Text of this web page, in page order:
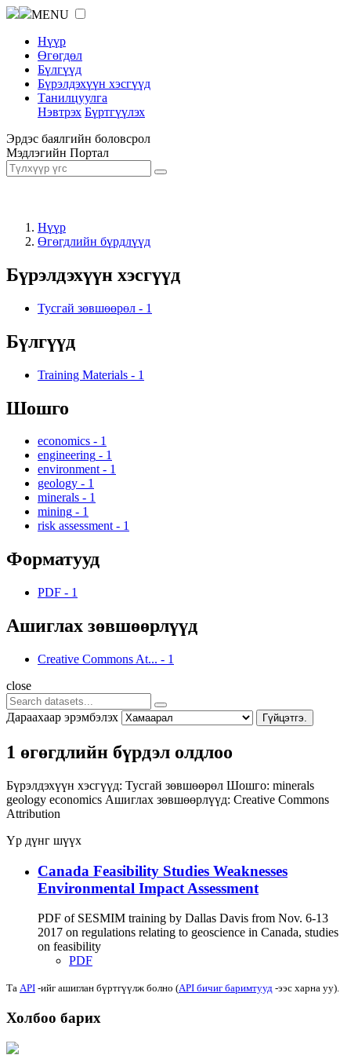
MENU
Нүүр
Өгөгдөл
Бүлгүүд
Бүрэлдэхүүн хэсгүүд
Танилцуулга
Нэвтрэх Бүртгүүлэх
Эрдэс баялгийн боловсрол
Мэдлэгийн Портал
Нүүр
Өгөгдлийн бүрдлүүд
Бүрэлдэхүүн хэсгүүд
Тусгай зөвшөөрөл - 1
Бүлгүүд
Training Materials - 1
Шошго
economics - 1
engineering - 1
environment - 1
geology - 1
minerals - 1
mining - 1
risk assessment - 1
Форматууд
PDF - 1
Ашиглах зөвшөөрлүүд
Creative Commons At... - 1
close
Дараахаар эрэмбэлэх Гүйцэтгэ.
1 өгөгдлийн бүрдэл олдлоо
Бүрэлдэхүүн хэсгүүд: Тусгай зөвшөөрөл Шошго: minerals
geology economics Ашиглах зөвшөөрлүүд: Creative Commons
Attribution
Үр дүнг шүүх
Canada Feasibility Studies Weaknesses
Environmental Impact Assessment
PDF of SESMIM training by Dallas Davis from Nov. 6-13
2017 on regulations relating to geoscience in Canada, studies
on feasibility
PDF
Та API -ийг ашиглан бүртгүүлж болно (API бичиг баримтууд -ээс харна уу).
Холбоо барих